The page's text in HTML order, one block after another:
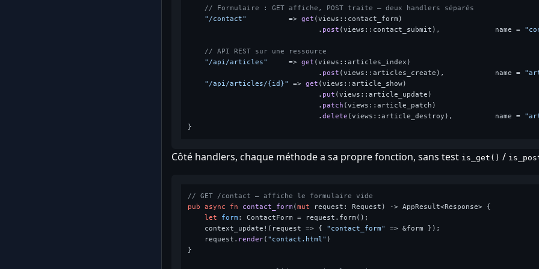
// Formulaire : GET affiche, POST traite — deux handlers séparés
"/contact"
          =>
get (views::contact_form)
                               .
post (views::contact_submit),             name =
// API REST sur une ressource
"/api/articles"
     =>
get (views::articles_index)
                               .
post (views::articles_create),            name =
"/api/articles/{id}"
=> get (views::article_show)
                               .
put (views::article_update)
                               .
patch (views::article_patch)
                               .
delete (views::article_destroy),          name =
Côté handlers, chaque méthode a sa propre fonction, sans test is_get() /
// GET /contact — affiche le formulaire vide
pub
async fn contact_form (mut request: Request) -> AppResult<Response> {
let
form : ContactForm = request.form();
    context_update!(request => {
"contact_form"
=> &form });
    request.
render( "contact.html" )
}